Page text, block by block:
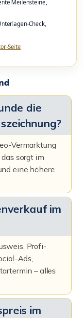
Meilensteine,
Check,
Seite
die
Vermarktung
sorgt im
eine höhere
im
Profi-
Ads,
– alles
im